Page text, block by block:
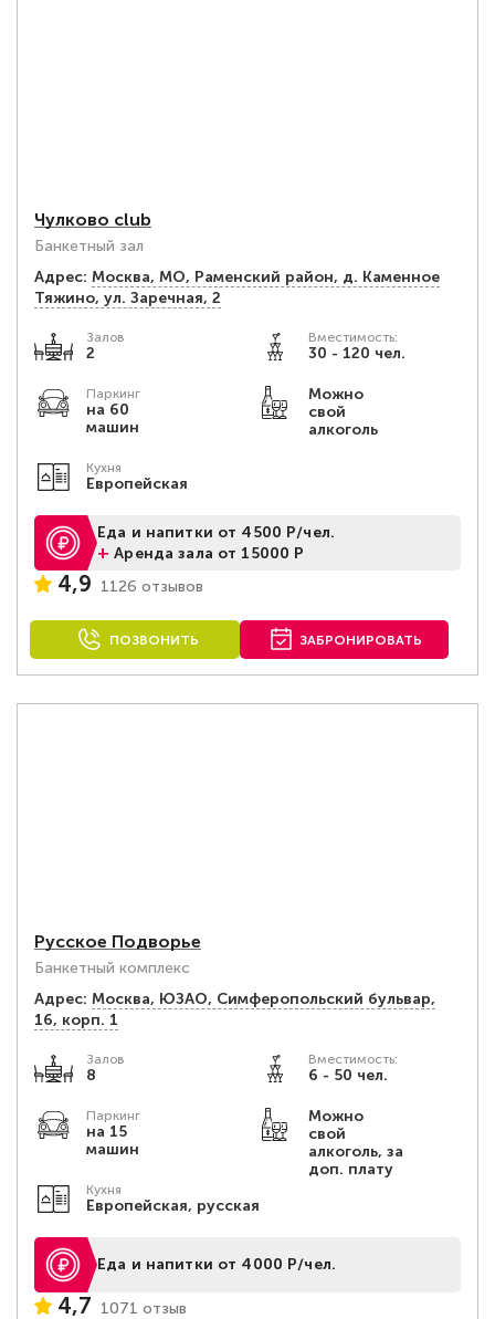
Чулково club
Банкетный зал
Адрес: Москва, МО, Раменский район, д. Каменное
Тяжино, ул. Заречная, 2
Залов
2
Вместимость:
30 - 120 чел.
Паркинг
на 60
машин
Можно
свой
алкоголь
Кухня
Европейская
Еда и напитки от 4500 Р/чел.
+Аренда зала от 15000 Р
4,9 1126 отзывов
ПОЗВОНИТЬ ЗАБРОНИРОВАТЬ
Русское Подворье
Банкетный комплекс
Адрес: Москва, ЮЗАО, Симферопольский бульвар,
16, корп. 1
Залов
8
Вместимость:
6 - 50 чел.
Паркинг
на 15
машин
Можно
свой
алкоголь, за
доп. плату
Кухня
Европейская, русская
Еда и напитки от 4000 Р/чел.
4,7 1071 отзыв